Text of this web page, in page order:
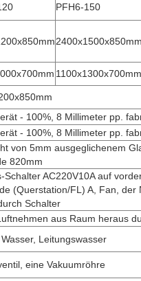
PFH6-150
1100x1300x700mm
- 100%, 8 Millimeter pp.
- 100%, 8 Millimeter pp.
von 5mm ausgeglichenem
820mm
Schalter AC220V10A auf
(Querstation/FL) A, Fan, der
Schalter
aus Raum heraus
Leitungswasser
eine Vakuumröhre